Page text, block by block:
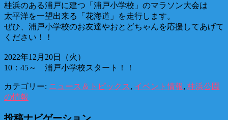
桂浜のある浦戸に建つ「浦戸小学校」のマラソン大会は
太平洋を一望出来る「花海道」を走行します。
ぜひ、浦戸小学校のお友達やおとどちゃんを応援してあげて
ください！！
2022年12月20日（火）
10：45～ 浦戸小学校スタート！！
カテゴリー: ニュース＆トピックス, イベント情報, 桂浜公園
の情報